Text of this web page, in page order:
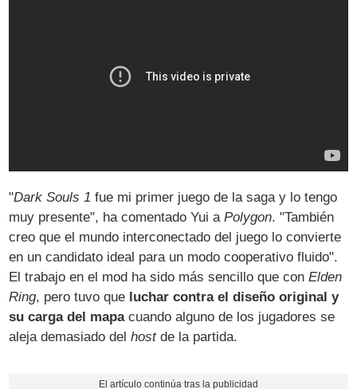
"Dark Souls 1 fue mi primer juego de la saga y lo tengo
muy presente", ha comentado Yui aPolygon. "También
creo que el mundo interconectado del juego lo convierte
en un candidato ideal para un modo cooperativo fluido".
El trabajo en el mod ha sido más sencillo que conElden
Ring, pero tuvo que luchar contra el diseño original y
su carga del mapacuando alguno de los jugadores se
aleja demasiado delhostde la partida.